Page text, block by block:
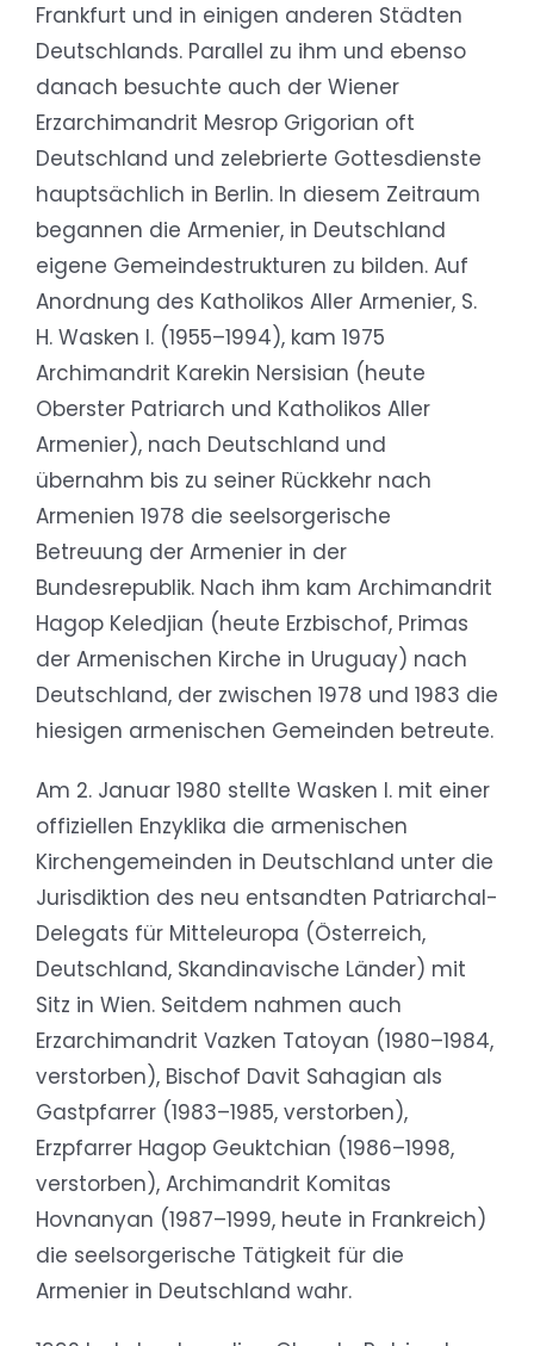
Frankfurt und in einigen anderen Städten
Deutschlands. Parallel zu ihm und ebenso
danach besuchte auch der Wiener
Erzarchimandrit Mesrop Grigorian oft
Deutschland und zelebrierte Gottesdienste
hauptsächlich in Berlin. In diesem Zeitraum
begannen die Armenier, in Deutschland
eigene Gemeindestrukturen zu bilden. Auf
Anordnung des Katholikos Aller Armenier, S.
H. Wasken I. (1955–1994), kam 1975
Archimandrit Karekin Nersisian (heute
Oberster Patriarch und Katholikos Aller
Armenier), nach Deutschland und
übernahm bis zu seiner Rückkehr nach
Armenien 1978 die seelsorgerische
Betreuung der Armenier in der
Bundesrepublik. Nach ihm kam Archimandrit
Hagop Keledjian (heute Erzbischof, Primas
der Armenischen Kirche in Uruguay) nach
Deutschland, der zwischen 1978 und 1983 die
hiesigen armenischen Gemeinden betreute.
Am 2. Januar 1980 stellte Wasken I. mit einer
offiziellen Enzyklika die armenischen
Kirchengemeinden in Deutschland unter die
Jurisdiktion des neu entsandten Patriarchal-
Delegats für Mitteleuropa (Österreich,
Deutschland, Skandinavische Länder) mit
Sitz in Wien. Seitdem nahmen auch
Erzarchimandrit Vazken Tatoyan (1980–1984,
verstorben), Bischof Davit Sahagian als
Gastpfarrer (1983–1985, verstorben),
Erzpfarrer Hagop Geuktchian (1986–1998,
verstorben), Archimandrit Komitas
Hovnanyan (1987–1999, heute in Frankreich)
die seelsorgerische Tätigkeit für die
Armenier in Deutschland wahr.